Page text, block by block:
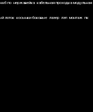
ккб по нержавейка кабельная проходка модульная
лоток косынки боковые лазер лэп монтаж пк